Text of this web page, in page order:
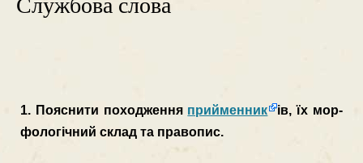
Службова слова
1. Пояснити походження прийменник
ів, їх мор­
фологічний склад та правопис.